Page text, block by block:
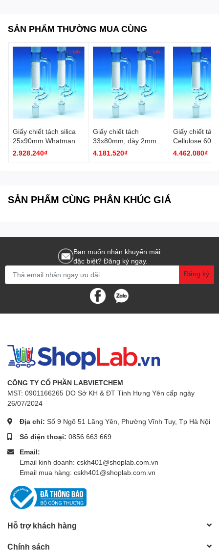
Mô tả sản
- Lớp 287 ½
- Dạng tròn, gấp sẵn, đường kính: 125mm
Quy cách
đóng gói:
Hộp 100 tờ
SẢN PHẨM THƯỜNG MUA CÙNG
Giấy chiết tách silica
25x90mm Whatman
2.928.240₫
Giấy chiết tách
33x80mm, dày 2mm
Whatman
4.181.520₫
Giấy chiết tách
Cellulose 603,
25x100mm,
4.462.080₫
SẢN PHẨM CÙNG PHÂN KHÚC GIÁ
Bạn muốn nhận khuyến mãi
đặc biệt? Đăng ký ngay.
Đăng ký
CÔNG TY CỔ PHẦN LABVIETCHEM
MST: 0901166265 DO Sở KH & ĐT Tỉnh Hưng Yên cấp ngày
26/07/2024
Địa chỉ: Số 9 Ngõ 51 Lãng Yên, Phường Vĩnh Tuy, Tp Hà Nội
Số điện thoại: 0856 663 669
Email:
Email kinh doanh: cskh401@shoplab.com.vn
Email mua hàng: cskh401@shoplab.com.vn
Hỗ trợ khách hàng
Chính sách